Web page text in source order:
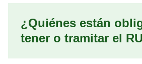
¿Quiénes están
tener o tramitar el